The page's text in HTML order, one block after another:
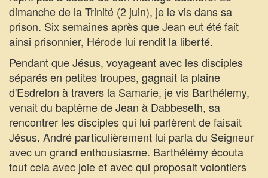
dimanche de la Trinité (2 juin), je le vis dans sa
prison. Six semaines après que Jean eut été fait
ainsi prisonnier, Hérode lui rendit la liberté.
Pendant que Jésus, voyageant avec les disciples
séparés en petites troupes, gagnait la plaine
d'Esdrelon à travers la Samarie, je vis Barthélemy,
venait du baptême de Jean à Dabbeseth, sa
rencontrer les disciples qui lui parlèrent de faisait
Jésus. André particulièrement lui parla du Seigneur
avec un grand enthousiasme. Barthélémy écouta
tout cela avec joie et avec qui proposait volontiers